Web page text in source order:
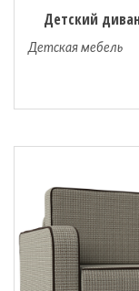
Детский
Детская мебель